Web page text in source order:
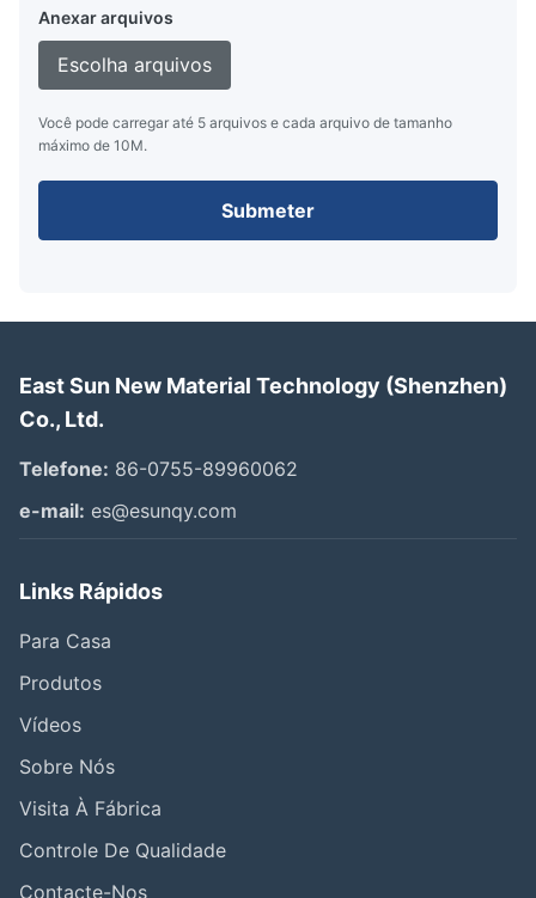
Anexar arquivos
Escolha arquivos
Você pode carregar até 5 arquivos e cada arquivo de tamanho
máximo de 10M.
Submeter
East Sun New Material Technology (Shenzhen)
Co., Ltd.
Telefone: 86-0755-89960062
e-mail: es@esunqy.com
Links Rápidos
Para Casa
Produtos
Vídeos
Sobre Nós
Visita À Fábrica
Controle De Qualidade
Contacte-Nos